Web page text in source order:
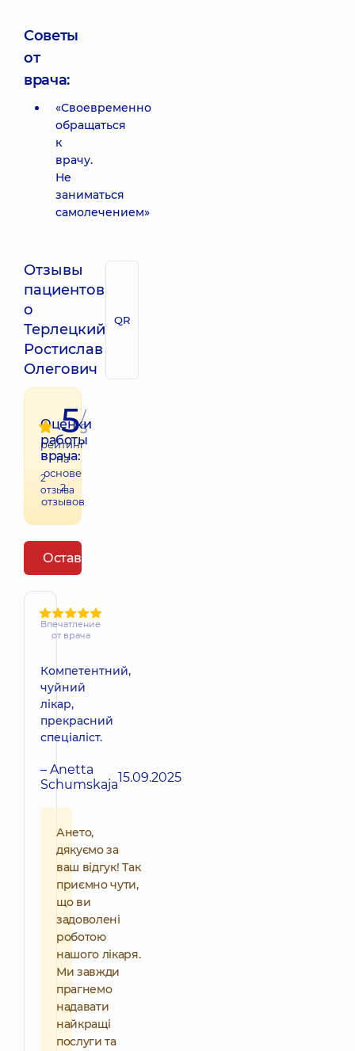
Советы
от
врача:
«Своевременно
обращаться
к
врачу.
Не
заниматься
самолечением»
Отзывы
пациентов
о
Терлецкий
Ростислав
Олегович
QR
Оценки
работы
врача:
2
отзыва
5/
5
рейтинг
на
основе
2
отзывов
Оставить отзыв
Впечатление
от врача
Компетентний,
чуйний
лікар,
прекрасний
спеціаліст.
– Anetta
Schumskaja15.09.2025
Ането,
дякуємо за
ваш відгук! Так
приємно чути,
що ви
задоволені
роботою
нашого лікаря.
Ми завжди
прагнемо
надавати
найкращі
послуги та